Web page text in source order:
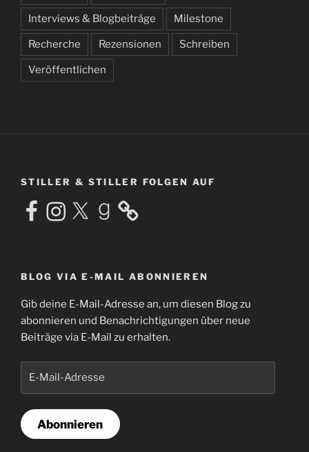
Interviews & Blogbeiträge Milestone
Recherche Rezensionen Schreiben
Veröffentlichen
STILLER & STILLER FOLGEN AUF
FacebookInstagram
X Goodreads
BLOG VIA E-MAIL ABONNIEREN
Gib deine E-Mail-Adresse an, um diesen Blog zu
abonnieren und Benachrichtigungen über neue
Beiträge via E-Mail zu erhalten.
Abonnieren